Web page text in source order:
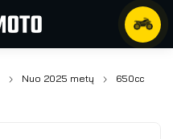
Nuo 2025 metų
650cc